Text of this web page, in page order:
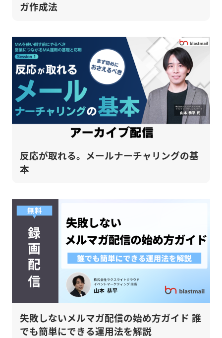
ガ作成法
反応が取れる。メールナーチャリングの基
本
失敗しないメルマガ配信の始め方ガイド 誰
でも簡単にできる運用法を解説